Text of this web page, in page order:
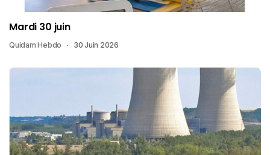
Mardi 30 juin
Quidam Hebdo 30 Juin 2026